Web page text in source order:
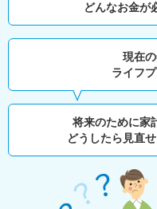
どんなお金が
現在
ライフ
将来のために家
どうしたら見直